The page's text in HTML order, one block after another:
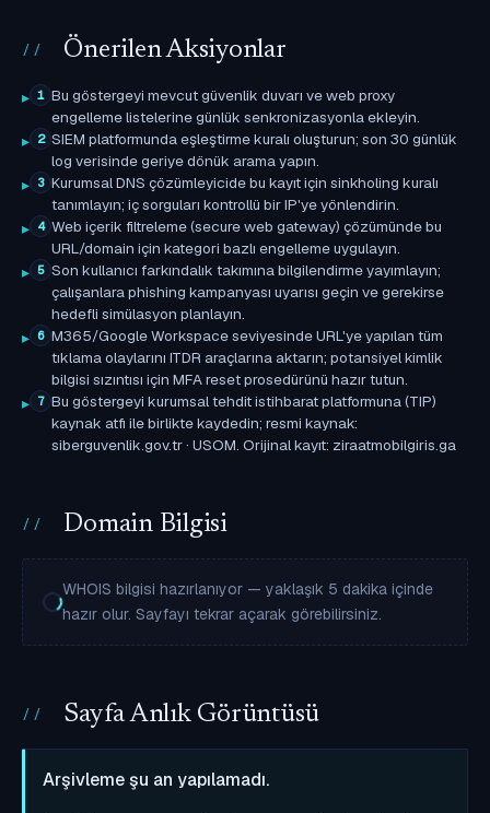
Önerilen Aksiyonlar
1 Bu göstergeyi mevcut güvenlik duvarı ve web proxy
engelleme listelerine günlük senkronizasyonla ekleyin.
2 SIEM platformunda eşleştirme kuralı oluşturun; son 30 günlük
log verisinde geriye dönük arama yapın.
3 Kurumsal DNS çözümleyicide bu kayıt için sinkholing kuralı
tanımlayın; iç sorguları kontrollü bir IP'ye yönlendirin.
4 Web içerik filtreleme (secure web gateway) çözümünde bu
URL/domain için kategori bazlı engelleme uygulayın.
5 Son kullanıcı farkındalık takımına bilgilendirme yayımlayın;
çalışanlara phishing kampanyası uyarısı geçin ve gerekirse
hedefli simülasyon planlayın.
6 M365/Google Workspace seviyesinde URL'ye yapılan tüm
tıklama olaylarını ITDR araçlarına aktarın; potansiyel kimlik
bilgisi sızıntısı için MFA reset prosedürünü hazır tutun.
7 Bu göstergeyi kurumsal tehdit istihbarat platformuna (TIP)
kaynak atfı ile birlikte kaydedin; resmi kaynak:
siberguvenlik.gov.tr · USOM. Orijinal kayıt: ziraatmobilgiris.ga
Domain Bilgisi
WHOIS bilgisi hazırlanıyor — yaklaşık 5 dakika içinde
hazır olur. Sayfayı tekrar açarak görebilirsiniz.
Sayfa Anlık Görüntüsü
Arşivleme şu an yapılamadı.